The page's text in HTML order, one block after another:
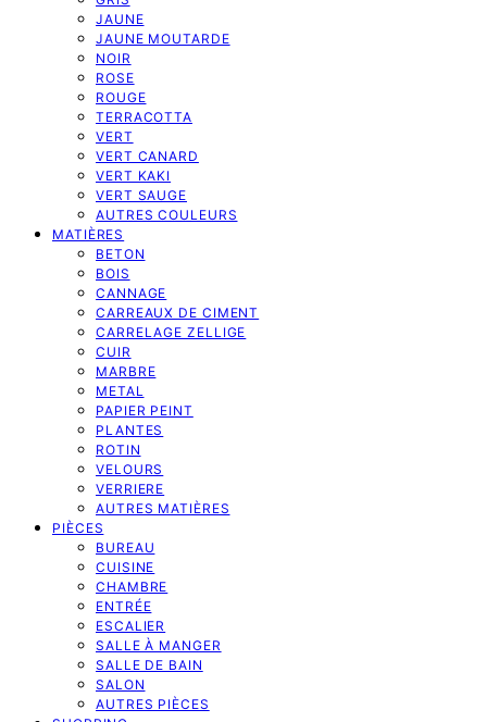
JAUNE
JAUNE MOUTARDE
NOIR
ROSE
ROUGE
TERRACOTTA
VERT
VERT CANARD
VERT KAKI
VERT SAUGE
AUTRES COULEURS
MATIÈRES
BETON
BOIS
CANNAGE
CARREAUX DE CIMENT
CARRELAGE ZELLIGE
CUIR
MARBRE
METAL
PAPIER PEINT
PLANTES
ROTIN
VELOURS
VERRIERE
AUTRES MATIÈRES
PIÈCES
BUREAU
CUISINE
CHAMBRE
ENTRÉE
ESCALIER
SALLE À MANGER
SALLE DE BAIN
SALON
AUTRES PIÈCES